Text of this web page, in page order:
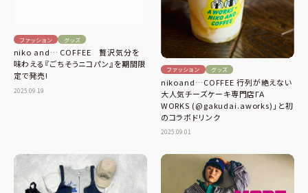
ファッション グッズ
niko and… COFFEE 贅沢気分を
味わえる『ごちそうニコパン』を期間限
定で発売!
2025.09.19
ファッション グッズ
nikoand…COFFEE 行列が絶えない
大人気チーズケーキ専門店ΓΑ
WORKS (@gakudai.aworks)」と初
のコラボドリンク
2025.09.01